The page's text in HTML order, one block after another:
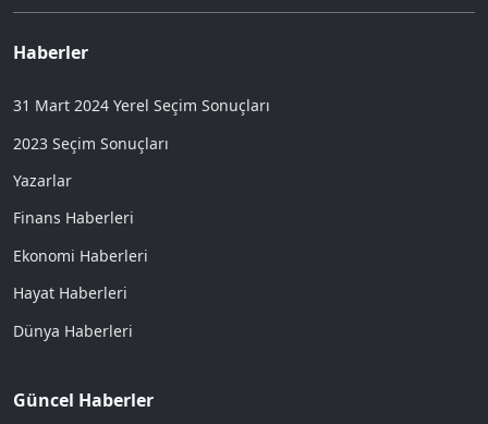
Haberler
31 Mart 2024 Yerel Seçim Sonuçları
2023 Seçim Sonuçları
Yazarlar
Finans Haberleri
Ekonomi Haberleri
Hayat Haberleri
Dünya Haberleri
Güncel Haberler